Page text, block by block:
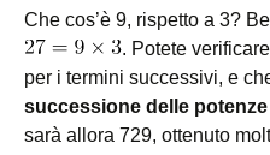
Che cos’è 9, rispetto a 3?
. Potete
per i termini successivi, e
successione delle potenze
sarà allora 729, ottenuto